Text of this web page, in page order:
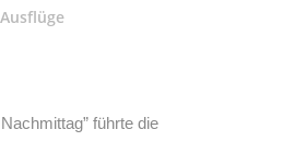
Ausflüge
führte die